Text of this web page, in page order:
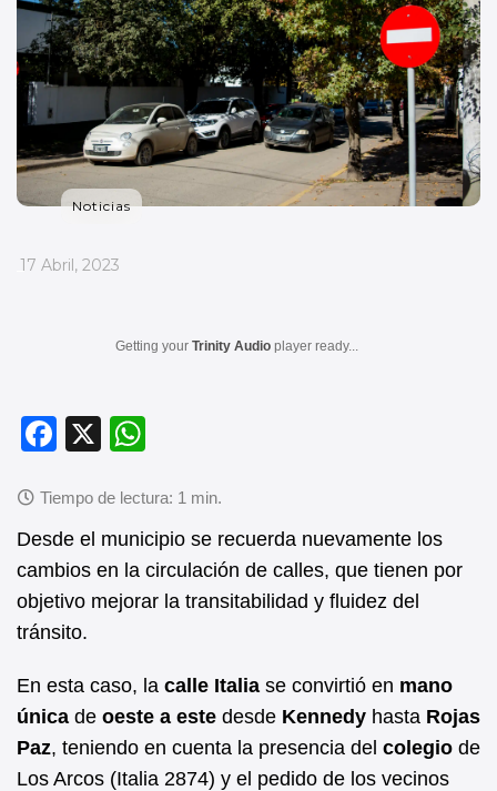
Noticias
_
17 Abril, 2023
Getting your Trinity Audio player ready...
F
c
e
b
o
o
k
X
at
s
A
p
Desde el municipio se recuerda nuevamente los
cambios en la circulación de calles, que tienen por
objetivo mejorar la transitabilidad y fluidez del
tránsito.
En esta caso, la calle Italia se convirtió en mano
única de oeste a este desde Kennedy hasta Rojas
Paz, teniendo en cuenta la presencia del colegio de
Los Arcos (Italia 2874) y el pedido de los vecinos